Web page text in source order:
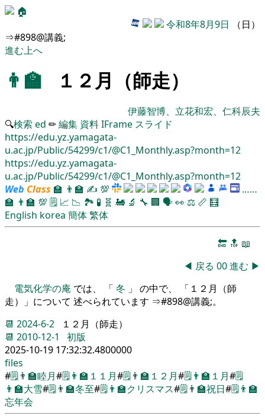
🏠
令和8年8月9日 （日）
⇒#898@講義;
進む上へ
👨‍🏫 １２月（師走）
伊藤智博、立花和宏、仁科辰夫
🔍検索 ed ✏編集 資料IFrame スライド
https://edu.yz.yamagata-
u.ac.jp/Public/54299/c1/@C1_Monthly.asp?month=12
https://edu.yz.yamagata-
u.ac.jp/Public/54299/c1/@C1_Monthly.asp?month=12
Web Class 🏫 👨‍🏫 ✍ 💯
……
🏫 👨‍🏫 💯 🗒️ 📈 📉 🏞 🧪 🧬 🚂 🔬 🔧 🏢 🗣️👀 ⚖️ 📏 🧮
English korea 簡体繁体
🔚 🔝 📖
◀ 戻る 00進む ▶
電気化学の庵 では、 「 冬 」 の中で、 「１２月（師
走）」について 述べられています ⇒#898@講義;。
📆 2024-6-2
１２月（師走）
📆 2010-12-1
初版
2025-10-19 17:32:32.4800000
files
#🗒️👨‍🏫睦月#🗒️👨‍🏫 １１月#🗒️👨‍🏫 １２月#🗒️👨‍🏫 １月#🗒️
👨‍🏫大雪#🗒️👨‍🏫冬至#🗒️👨‍🏫クリスマス#🗒️👨‍🏫祝日#🗒️👨‍🏫
忘年会